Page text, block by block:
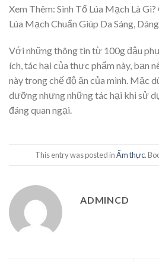
Xem Thêm: Sinh Tố Lúa Mạch Là
Lúa Mạch Chuẩn Giúp Da Sáng,
Với những thông tin từ 100g đậu
ích, tác hại của thực phẩm này, bạn
này trong chế độ ăn của mình. Mặc
dưỡng nhưng những tác hại khi sử
đáng quan ngại.
This entry was posted inẨm thực.
ADMINCD